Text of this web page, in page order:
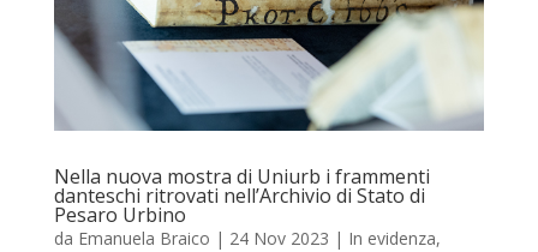
Nella nuova mostra di Uniurb i frammenti
danteschi ritrovati nell’Archivio di Stato di
Pesaro Urbino
da Emanuela Braico | 24 Nov 2023 | In evidenza,